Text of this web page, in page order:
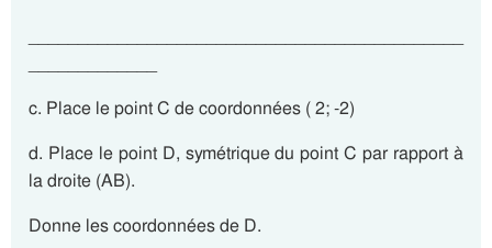
c. Place le point C de coordonnées ( 2; -2)
d. Place le point D, symétrique du point C par rapport à
la droite (AB).
Donne les coordonnées de D.